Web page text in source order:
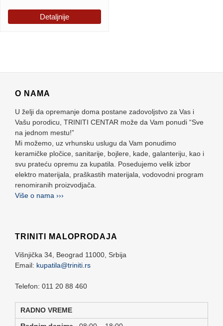
Detaljnije
O NAMA
U želji da opremanje doma postane zadovoljstvo za Vas i
Vašu porodicu, TRINITI CENTAR može da Vam ponudi “Sve
na jednom mestu!”
Mi možemo, uz vrhunsku uslugu da Vam ponudimo
keramičke pločice, sanitarije, bojlere, kade, galanteriju, kao i
svu prateću opremu za kupatila. Posedujemo velik izbor
elektro materijala, praškastih materijala, vodovodni program
renomiranih proizvodjača.
Više o nama ›››
TRINITI MALOPRODAJA
Višnjička 34, Beograd 11000, Srbija
Email: kupatila@triniti.rs
Telefon: 011 20 88 460
RADNO VREME